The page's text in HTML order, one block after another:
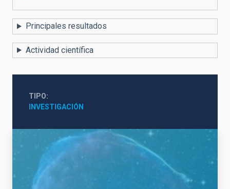
Principales resultados
Actividad científica
TIPO
INVESTIGACIÓN